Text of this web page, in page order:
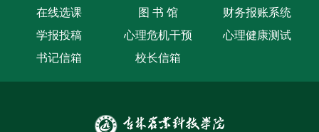
在线选课 图 书 馆
财务报账系统
学报投稿
心理危机干预
心理健康测试
书记信箱
校长信箱